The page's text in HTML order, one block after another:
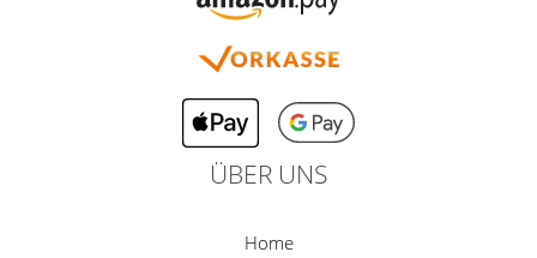
ÜBER UNS
Home